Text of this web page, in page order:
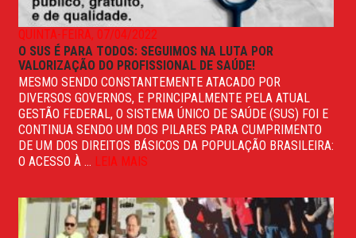
QUINTA-FEIRA, 07/04/2022
O SUS É PARA TODOS: SEGUIMOS NA LUTA POR
VALORIZAÇÃO DO PROFISSIONAL DE SAÚDE!
MESMO SENDO CONSTANTEMENTE ATACADO POR
DIVERSOS GOVERNOS, E PRINCIPALMENTE PELA ATUAL
GESTÃO FEDERAL, O SISTEMA ÚNICO DE SAÚDE (SUS) FOI E
CONTINUA SENDO UM DOS PILARES PARA CUMPRIMENTO
DE UM DOS DIREITOS BÁSICOS DA POPULAÇÃO BRASILEIRA:
O ACESSO À ... LEIA MAIS